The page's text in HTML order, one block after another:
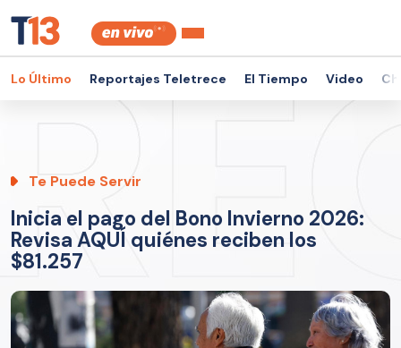
Lo Último Reportajes Teletrece El Tiempo Video
Te Puede Servir
Inicia el pago del Bono Invierno 2026:
Revisa AQUÍ quiénes reciben los
$81.257